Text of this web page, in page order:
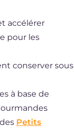
accélérer
pour les
conserver sous
à base de
Petits